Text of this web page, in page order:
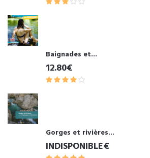
Baignades et...
12.80€
Gorges et rivières...
INDISPONIBLE€